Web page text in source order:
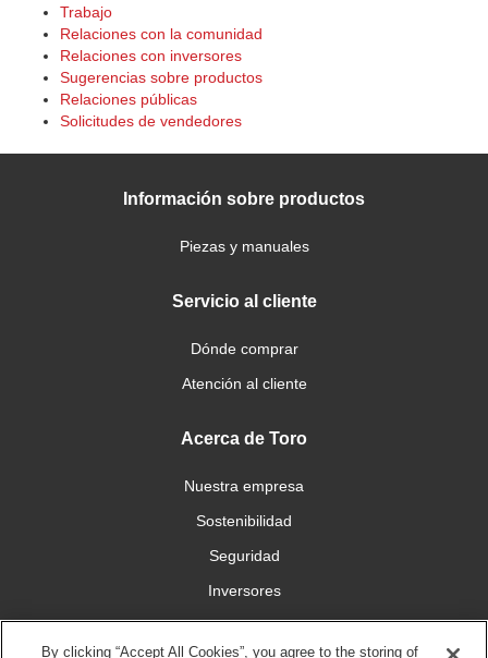
Trabajo
Relaciones con la comunidad
Relaciones con inversores
Sugerencias sobre productos
Relaciones públicas
Solicitudes de vendedores
Información sobre productos
Piezas y manuales
Servicio al cliente
Dónde comprar
Atención al cliente
Acerca de Toro
Nuestra empresa
Sostenibilidad
Seguridad
Inversores
Trabajo
By clicking “Accept All Cookies”, you agree to the storing of